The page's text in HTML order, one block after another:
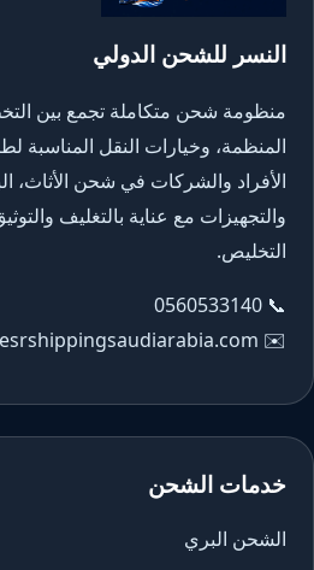
النسر للشحن الدولي
منظومة شحن متكاملة تجمع بين
المنظمة، وخيارات النقل المناسبة
الأفراد والشركات في شحن الأثاث،
والتجهيزات مع عناية بالتغليف
التخليص.
📞
0560533140
✉️
خدمات الشحن
الشحن البري